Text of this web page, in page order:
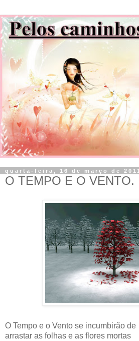
quarta-feira, 16 de março de 2011
O TEMPO E O VENTO.
O Tempo e o Vento se incumbirão de
arrastar as folhas e as flores mortas